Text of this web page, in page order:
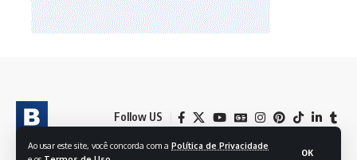
Ao usar este site, você concorda com a Política de Privacidade
OK
Follow US